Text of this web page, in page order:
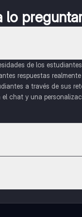
lo
de los
respuestas
a través de sus
chat y una
acceder a